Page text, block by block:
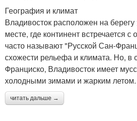
География и климат
Владивосток расположен на
месте, где континент встречается
часто называют "Русской Сан-
схожести рельефа и климата. Но, в
Франциско, Владивосток имеет
холодными зимами и жарким летом.
читать дальше →